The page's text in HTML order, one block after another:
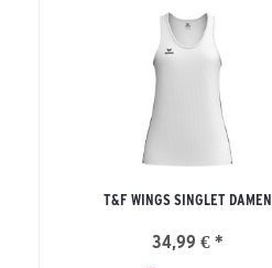
T&F WINGS SINGLET DAMEN
34,99 € *